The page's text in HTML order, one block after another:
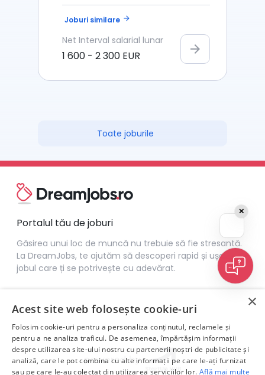
Joburi similare arrow_forward
Net Interval salarial lunar
1 600 - 2 300 EUR arrow_forward
Toate joburile
Portalul tău de joburi
Găsirea unui loc de muncă nu trebuie să fie stresantă.
La DreamJobs, te ajutăm să descoperi rapid și ușor
jobul care ți se potrivește cu adevărat.
✕
×
Acest site web folosește cookie-uri
Folosim cookie-uri pentru a personaliza conținutul, reclamele și
pentru a ne analiza traficul. De asemenea, împărtășim informații
despre utilizarea site-ului nostru cu partenerii noștri de publicitate și
analiză, care le pot combina cu alte informații pe care le-ați furnizat
sau pe care le-au colectat din utilizarea serviciilor lor. Află mai multe